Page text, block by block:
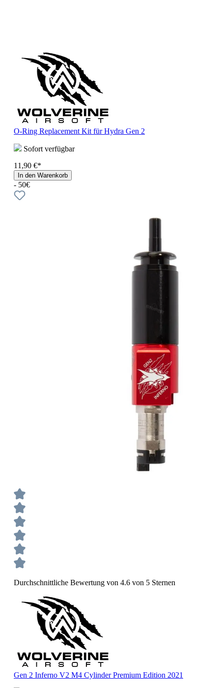
O-Ring Replacement Kit für Hydra Gen 2
Sofort verfügbar
11,90 €*
In den Warenkorb
- 50€
Durchschnittliche Bewertung von 4.6 von 5 Sternen
Gen 2 Inferno V2 M4 Cylinder Premium Edition 2021